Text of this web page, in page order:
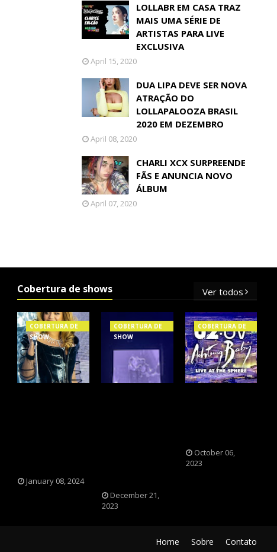
LOLLABR EM CASA TRAZ
MAIS UMA SÉRIE DE
ARTISTAS PARA LIVE
EXCLUSIVA
April 15, 2020
DUA LIPA DEVE SER NOVA
ATRAÇÃO DO
LOLLAPALOOZA BRASIL
2020 EM DEZEMBRO
April 08, 2020
CHARLI XCX SURPREENDE
FÃS E ANUNCIA NOVO
ÁLBUM
April 07, 2020
Cobertura de shows Ver todos
COBERTURA DE
SHOW
January 08, 2024
COBERTURA DE
SHOW
December 21,
2023
COBERTURA DE
SHOW
October 06,
2023
Home Sobre Contato